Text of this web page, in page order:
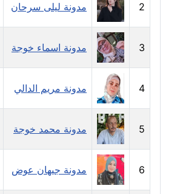
مدونة رجاء دياب
عاملة
مدونة رحاب منيعم
عاملة
مدونة رشا السعدي
عاملة
مدونة رشا شمس الدين
عاملة
مدونة رشا كمال
2 مدونة ليلى سرحان
3 مدونة اسماء خوجة
4 مدونة مريم الدالي
5 مدونة محمد خوجة
6 مدونة جيهان عوض